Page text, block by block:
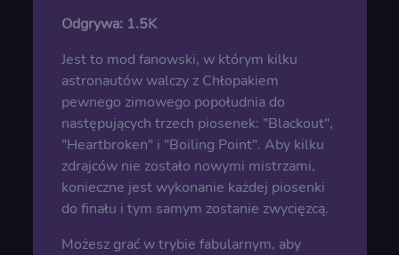
Odgrywa: 1.5K
Jest to mod fanowski, w którym kilku
astronautów walczy z Chłopakiem
pewnego zimowego popołudnia do
następujących trzech piosenek: "Blackout",
"Heartbroken" i "Boiling Point". Aby kilku
zdrajców nie zostało nowymi mistrzami,
konieczne jest wykonanie każdej piosenki
do finału i tym samym zostanie zwycięzcą.
Możesz grać w trybie fabularnym, aby